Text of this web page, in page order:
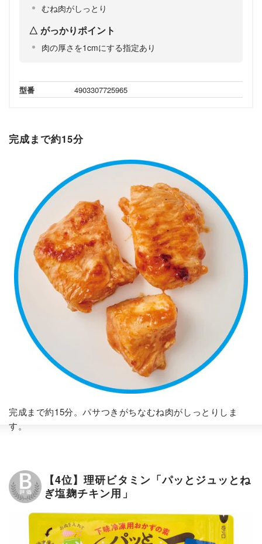
むね肉がしっとり
がっかりポイント
肉の厚さを1cmにする指定あり
型番 4903307725965
完成まで約15分
完成まで約15分。パサつきがちなむね肉がしっとりしま
す。
【4位】理研ビタミン「パッとジュッとね
ぎ塩麹チキン用」